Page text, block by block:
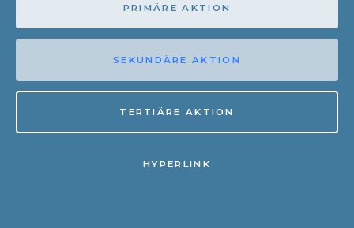
PRIMÄRE AKTION
SEKUNDÄRE AKTION
TERTIÄRE AKTION
HYPERLINK